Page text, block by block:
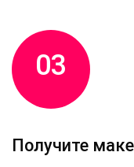
03
Получите